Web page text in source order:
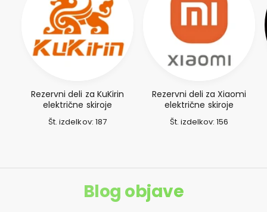
Rezervni deli za KuKirin
električne skiroje
Št. izdelkov: 187
Rezervni deli za Xiaomi
električne skiroje
Št. izdelkov: 156
Blog objave